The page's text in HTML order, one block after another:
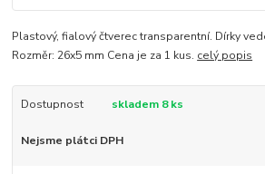
Plastový, fialový čtverec transparentní. Dírky
Rozměr: 26x5 mm Cena je za 1 kus. celý popis
Dostupnost skladem 8 ks
Nejsme plátci DPH